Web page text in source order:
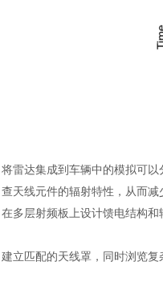
将雷达集成到车辆中的模拟可
查天线元件的辐射特性，从而
在多层射频板上设计馈电结构和
建立匹配的天线罩，同时浏览